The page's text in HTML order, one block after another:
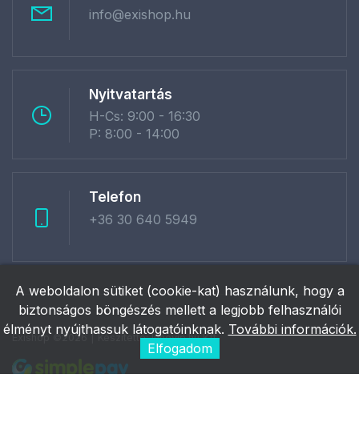
info@exishop.hu
Nyitvatartás
H-Cs: 9:00 - 16:30
P: 8:00 - 14:00
Telefon
+36 30 640 5949
Exishop ©2026 | Készítette:Innovip.hu Kft.
A weboldalon sütiket (cookie-kat) használunk, hogy a
biztonságos böngészés mellett a legjobb felhasználói
élményt nyújthassuk látogatóinknak. További információk.
Elfogadom